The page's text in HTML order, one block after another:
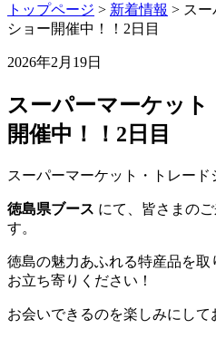
トップページ > 新着情報 > スー
ショー開催中！！2日目
2026年2月19日
スーパーマーケッ
開催中！！2日目
スーパーマーケット・トレード
徳島県ブース にて、皆さまの
す。
徳島の魅力あふれる特産品を
お立ち寄りください！
お会いできるのを楽しみにして